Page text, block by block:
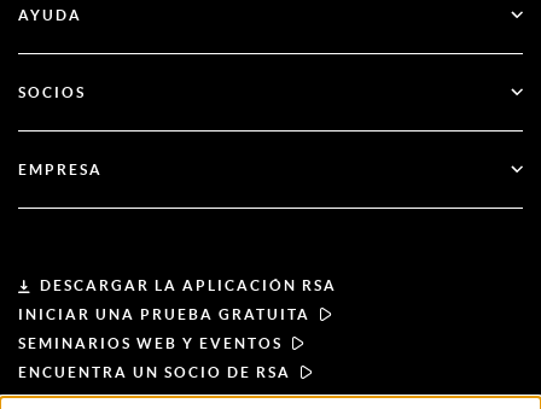
Servicios financieros
Blog
Documentación
AYUDA
Atención al cliente
SOCIOS
Hágase socio
EMPRESA
Liderazgo
Noticias y prensa
Recursos
DESCARGAR LA APLICACIÓN RSA
INICIAR UNA PRUEBA GRATUITA
SEMINARIOS WEB Y EVENTOS
ENCUENTRA UN SOCIO DE RSA